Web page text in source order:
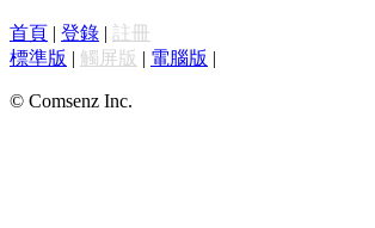
首頁 | 登錄 | 註冊
標準版 | 觸屏版 | 電腦版 |
© Comsenz Inc.